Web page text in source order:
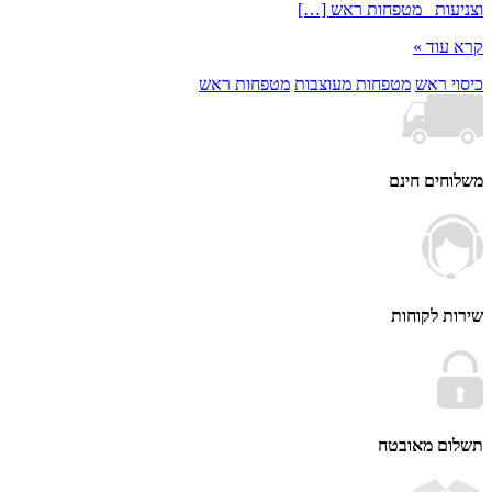
מטפחות ראש […]
»
ראש מטפחות מעוצבות מטפחות ראש
חינם
לקוחות
מאובטח